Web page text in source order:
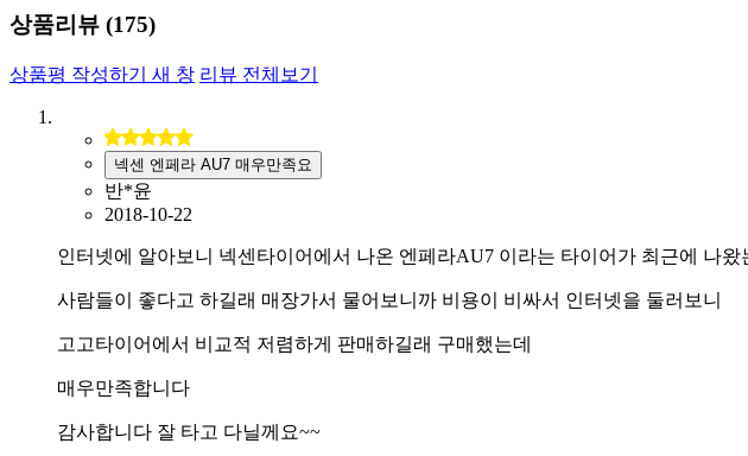
상품리뷰 (175)
상품평 작성하기 새 창 리뷰 전체보기
넥센 엔페라 AU7 매우만족요
반*윤
2018-10-22
인터넷에 알아보니 넥센타이어에서 나온 엔페라AU7 이라는 타이어가 최근에 나왔
사람들이 좋다고 하길래 매장가서 물어보니까 비용이 비싸서 인터넷을 둘러보니
고고타이어에서 비교적 저렴하게 판매하길래 구매했는데
매우만족합니다
감사합니다 잘 타고 다닐께요~~